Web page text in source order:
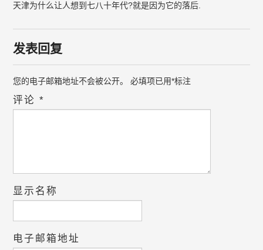
天津为什么让人想到七八十年代?就是因为它的落后.
发表回复
您的电子邮箱地址不会被公开。 必填项已用*标注
评论*
显示名称
电子邮箱地址